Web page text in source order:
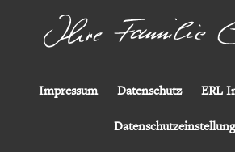
Impressum Datenschutz ERL